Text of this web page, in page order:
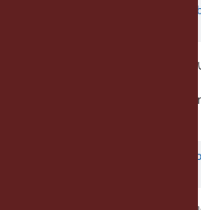
本当に dynamic linker とかで使っ
Solaris 上では vfork はあきらめて
ngoto (Naohisa